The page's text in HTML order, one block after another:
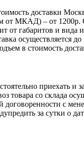
доставки
от МКАД) – от 1200р.
от габаритов и вида
осуществляется
в стоимость
приехать и
товара со склада
договоренности с
за сутки о